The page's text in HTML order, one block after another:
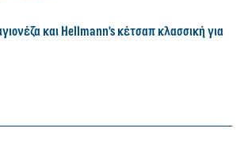
και Hellmann's κέτσαπ κλασσική για